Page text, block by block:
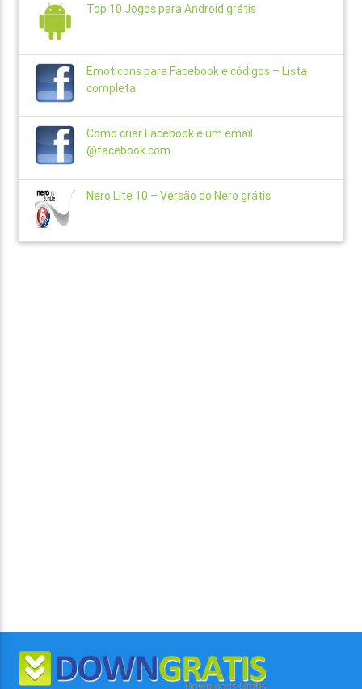
Top 10 Jogos para Android grátis
Emoticons para Facebook e códigos – Lista
completa
Como criar Facebook e um email
@facebook.com
Nero Lite 10 – Versão do Nero grátis